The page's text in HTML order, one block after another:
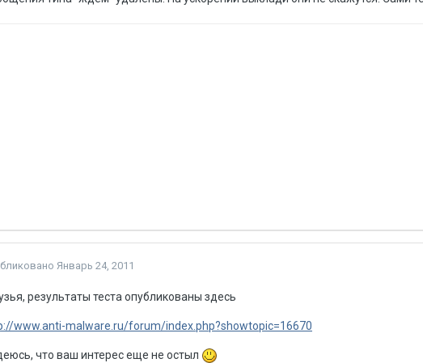
Январь 24, 2011
результаты теста опубликованы здесь
www.anti-malware.ru/forum/index.php?showtopic=16670
что ваш интерес еще не остыл